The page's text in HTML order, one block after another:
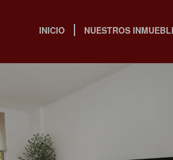
INICIO NUESTROS